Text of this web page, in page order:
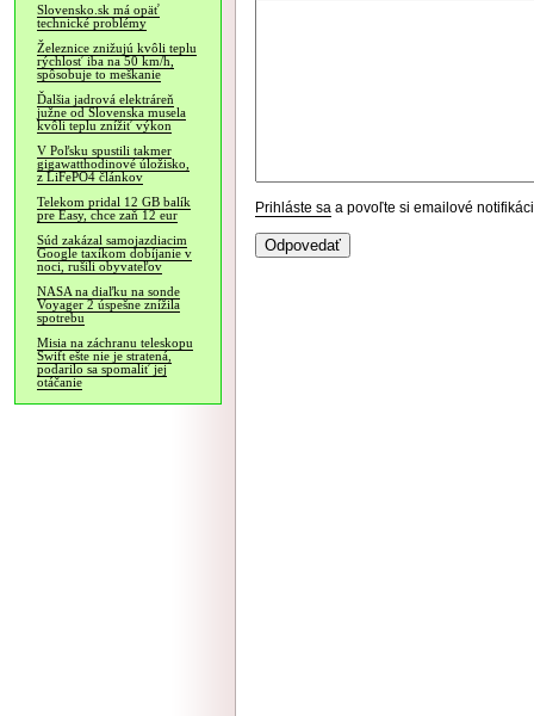
Slovensko.sk má opäť
technické problémy
Železnice znižujú kvôli teplu
rýchlosť iba na 50 km/h,
spôsobuje to meškanie
Ďalšia jadrová elektráreň
južne od Slovenska musela
kvôli teplu znížiť výkon
V Poľsku spustili takmer
gigawatthodinové úložisko,
z LiFePO4 článkov
Telekom pridal 12 GB balík
pre Easy, chce zaň 12 eur
Súd zakázal samojazdiacim
Google taxíkom dobíjanie v
noci, rušili obyvateľov
NASA na diaľku na sonde
Voyager 2 úspešne znížila
spotrebu
Misia na záchranu teleskopu
Swift ešte nie je stratená,
podarilo sa spomaliť jej
otáčanie
Prihláste sa a povoľte si emailové